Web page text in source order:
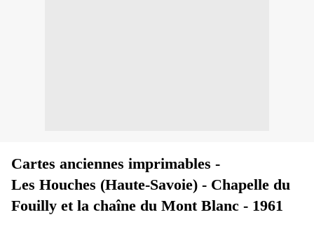
Cartes anciennes imprimables -
Les Houches (Haute-Savoie) - Chapelle du
Fouilly et la chaîne du Mont Blanc - 1961